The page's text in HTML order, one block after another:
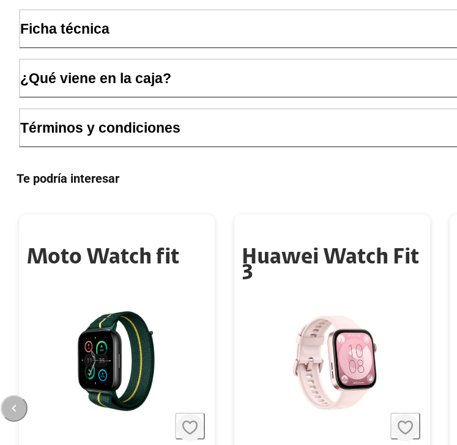
Ficha técnica
¿Qué viene en la caja?
Términos y condiciones
Te podría interesar
Moto Watch fit Huawei Watch Fit
3